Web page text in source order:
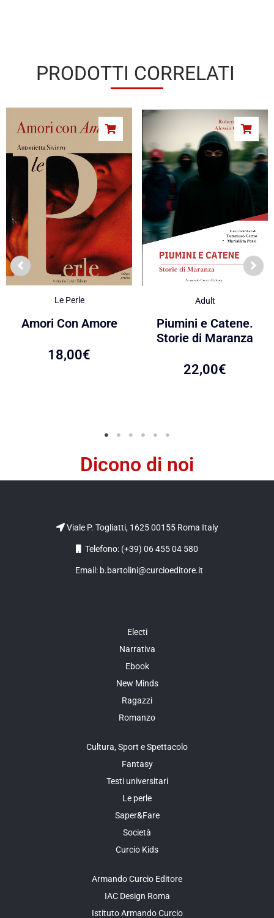
PRODOTTI CORRELATI
Le Perle
Amori Con Amore
18,00€
Adult
Piumini e Catene.
Storie di Maranza
22,00€
Dicono di noi
Viale P. Togliatti, 1625 00155 Roma Italy
Telefono: (+39) 06 455 04 580
Email: b.bartolini@curcioeditore.it
Electi
Narrativa
Ebook
New Minds
Ragazzi
Romanzo
Cultura, Sport e Spettacolo
Fantasy
Testi universitari
Le perle
Saper&Fare
Società
Curcio Kids
Armando Curcio Editore
IAC Design Roma
Istituto Armando Curcio